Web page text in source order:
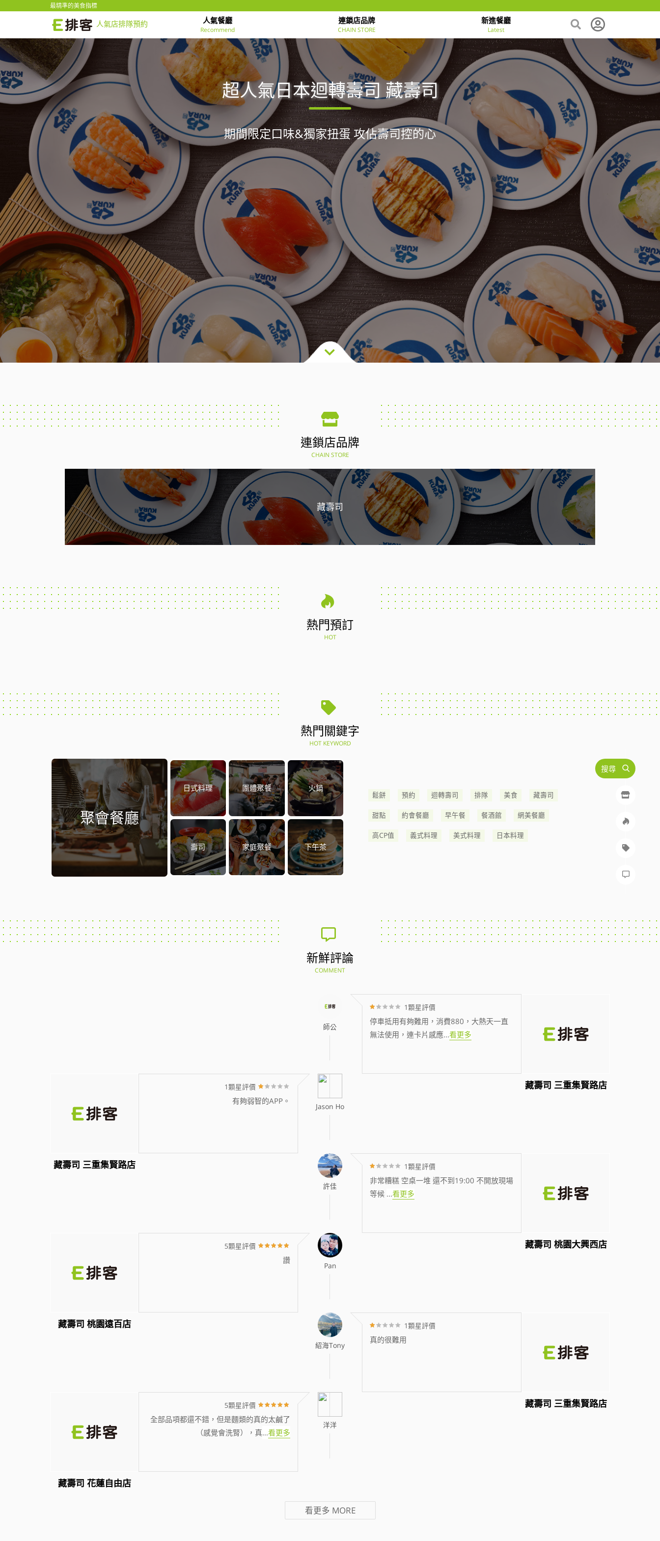
最精準的美食指標
人氣店排隊預約 人氣餐廳
Recommend
連鎖店品牌
CHAIN STORE
新進餐廳
Latest
搜尋
超人氣日本迴轉壽司 藏壽司
期間限定口味&獨家扭蛋 攻佔壽司控的心
連鎖店品牌
CHAIN STORE
藏壽司
熱門預訂
HOT
熱門關鍵字
HOT KEYWORD
聚會餐廳
日式料理 團體聚餐 火鍋
壽司 家庭聚餐 下午茶
鬆餅 預約 迴轉壽司 排隊 美食 藏壽司
甜點 約會餐廳 早午餐 餐酒館 網美餐廳
高CP值 義式料理 美式料理 日本料理
新鮮評論
COMMENT
師公
1顆星評價
停車抵用有夠難用，消費880，大熱天一直
無法使用，連卡片感應...看更多
藏壽司 三重集賢路店
Jason Ho
1顆星評價
有夠弱智的APP。
藏壽司 三重集賢路店
許佳
1顆星評價
非常糟糕 空桌一堆 還不到19:00 不開放現場
等候 ...看更多
藏壽司 桃園大興西店
Pan
5顆星評價
讚
藏壽司 桃園遠百店
紹海Tony
1顆星評價
真的很難用
藏壽司 三重集賢路店
洋洋
5顆星評價
全部品項都還不錯，但是麵類的真的太鹹了
（感覺會洗腎），真...看更多
藏壽司 花蓮自由店
看更多 MORE